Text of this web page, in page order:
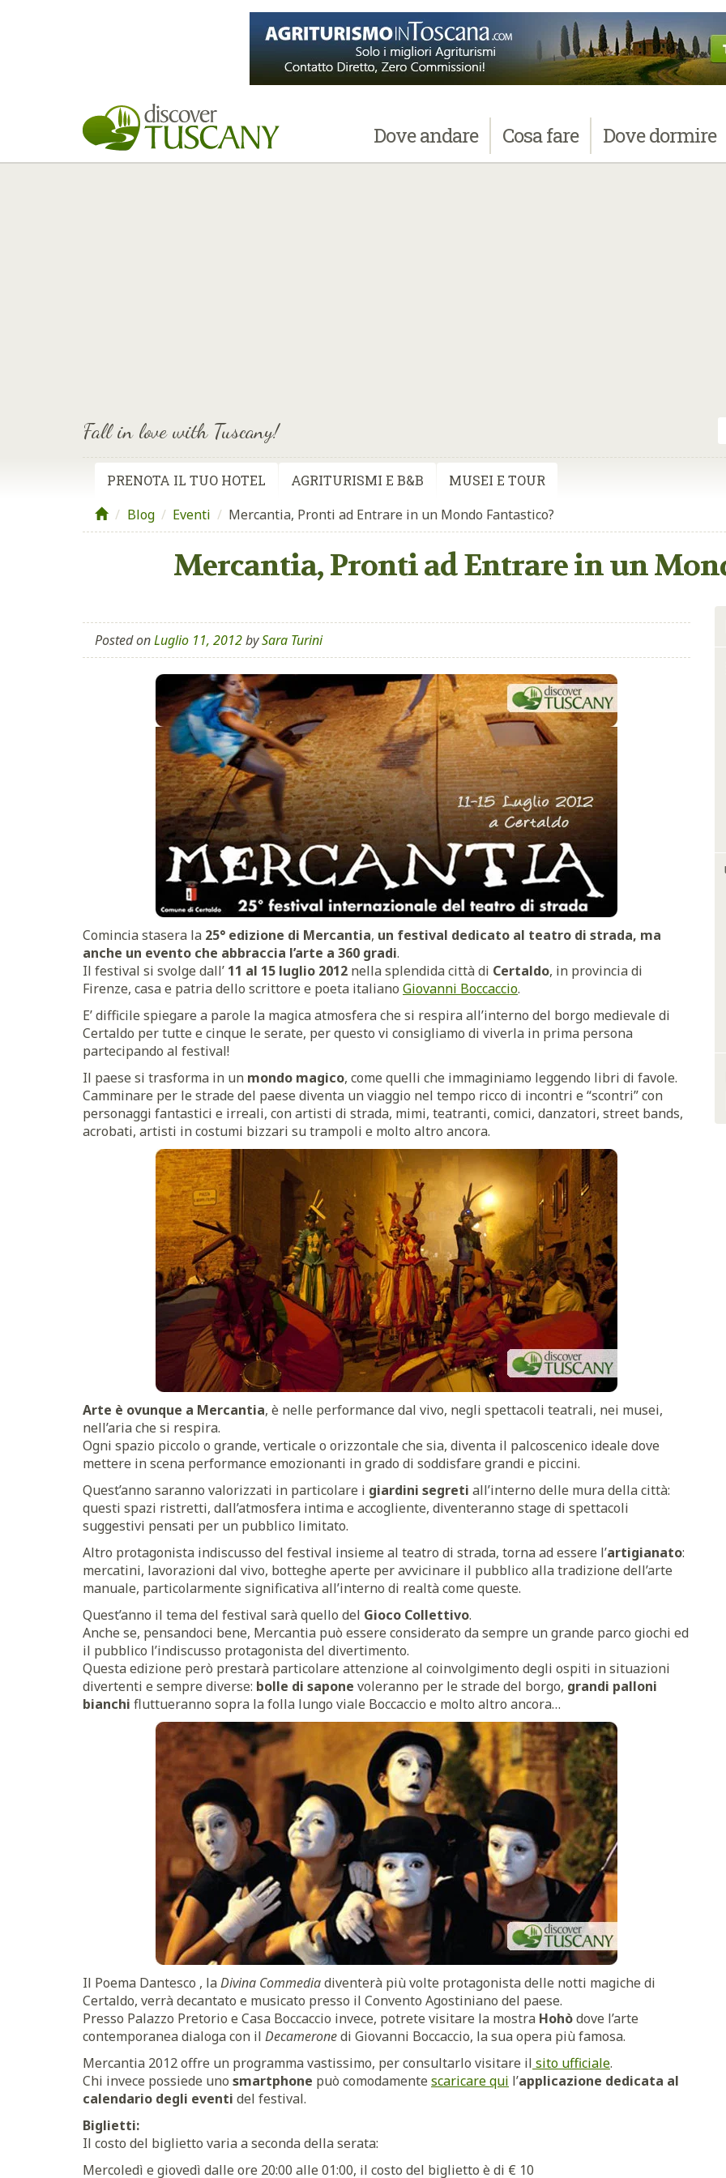
Doveandare Cosafare Dovedormire
Fall in love with Tuscany!
PRENOTA IL TUO HOTEL AGRITURISMI E B&B MUSEI E TOUR
Blog / Eventi / Mercantia, Pronti ad Entrare in un Mondo Fantastico?
Mercantia, Pronti ad Entrare in un
Posted onLuglio 11, 2012bySara Turini
Comincia stasera la 25° edizione di Mercantia, un festival dedicato al teatro di strada, ma
anche un evento che abbraccia l’arte a 360 gradi.
Il festival si svolge dall’ 11 al 15 luglio 2012 nella splendida città di Certaldo, in provincia di
Firenze, casa e patria dello scrittore e poeta italiano Giovanni Boccaccio.
E’ difficile spiegare a parole la magica atmosfera che si respira all’interno del borgo medievale di
Certaldo per tutte e cinque le serate, per questo vi consigliamo di viverla in prima persona
partecipando al festival!
Il paese si trasforma in un mondo magico, come quelli che immaginiamo leggendo libri di favole.
Camminare per le strade del paese diventa un viaggio nel tempo ricco di incontri e “scontri” con
personaggi fantastici e irreali, con artisti di strada, mimi, teatranti, comici, danzatori, street bands,
acrobati, artisti in costumi bizzari su trampoli e molto altro ancora.
Arte è ovunque a Mercantia, è nelle performance dal vivo, negli spettacoli teatrali, nei musei,
nell’aria che si respira.
Ogni spazio piccolo o grande, verticale o orizzontale che sia, diventa il palcoscenico ideale dove
mettere in scena performance emozionanti in grado di soddisfare grandi e piccini.
Quest’anno saranno valorizzati in particolare i giardini segreti all’interno delle mura della città:
questi spazi ristretti, dall’atmosfera intima e accogliente, diventeranno stage di spettacoli
suggestivi pensati per un pubblico limitato.
Altro protagonista indiscusso del festival insieme al teatro di strada, torna ad essere l’artigianato:
mercatini, lavorazioni dal vivo, botteghe aperte per avvicinare il pubblico alla tradizione dell’arte
manuale, particolarmente significativa all’interno di realtà come queste.
Quest’anno il tema del festival sarà quello del Gioco Collettivo.
Anche se, pensandoci bene, Mercantia può essere considerato da sempre un grande parco giochi ed
il pubblico l’indiscusso protagonista del divertimento.
Questa edizione però prestarà particolare attenzione al coinvolgimento degli ospiti in situazioni
divertenti e sempre diverse: bolle di sapone voleranno per le strade del borgo, grandi palloni
bianchi fluttueranno sopra la folla lungo viale Boccaccio e molto altro ancora…
Il Poema Dantesco , laDivina Commediadiventerà più volte protagonista delle notti magiche di
Certaldo, verrà decantato e musicato presso il Convento Agostiniano del paese.
Presso Palazzo Pretorio e Casa Boccaccio invece, potrete visitare la mostra Hohòdove l’arte
contemporanea dialoga con il Decameronedi Giovanni Boccaccio, la sua opera più famosa.
Mercantia 2012 offre un programma vastissimo, per consultarlo visitare il sito ufficiale.
Chi invece possiede uno smartphone può comodamente scaricare qui l’applicazione dedicata al
calendario degli eventi del festival.
Biglietti:
Il costo del biglietto varia a seconda della serata:
Mercoledì e giovedì dalle ore 20:00 alle 01:00, il costo del biglietto è di € 10